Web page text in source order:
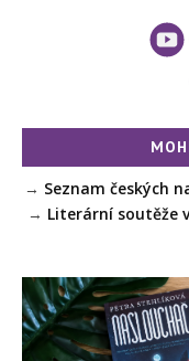
→ Seznam českých
→ Literární soutěže